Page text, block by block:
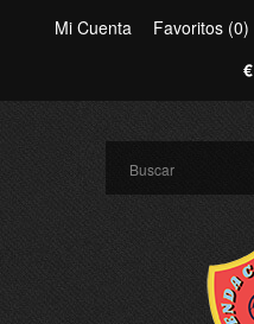
Mi Cuenta Favoritos (0)
€